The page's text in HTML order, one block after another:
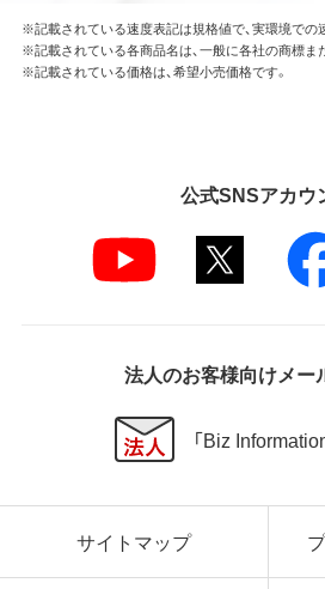
※記載されている速度表記は規格値で、実環境での
※記載されている各商品名は、一般に各社の商標ま
※記載されている価格は、希望小売価格です。
公式SNSアカウ
法人のお客様向けメー
「Biz
サイトマップ